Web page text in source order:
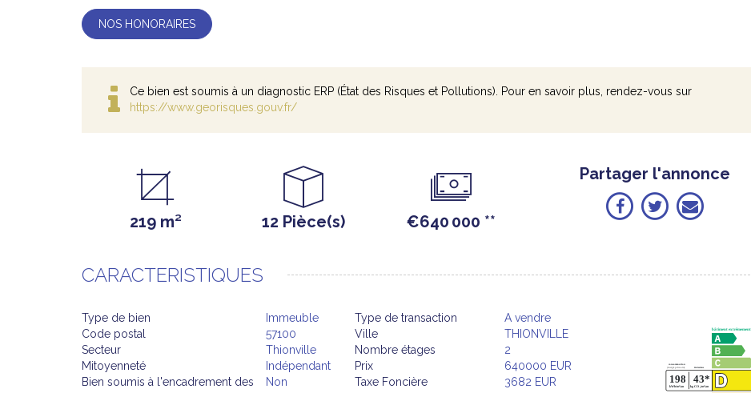
NOS HONORAIRES
Ce bien est soumis à un diagnostic ERP (État des Risques et Pollutions). Pour en savoir plus, rendez-vous sur
https://www.georisques.gouv.fr/
219 m² 12 Pièce(s) €640 000 **
Partager l'annonce
CARACTERISTIQUES
Type de bien
Immeuble
Code postal
57100
Secteur
Thionville
Mitoyenneté
Indépendant
Bien soumis à l'encadrement des
Non
Type de transaction
A vendre
Ville
THIONVILLE
Nombre étages
2
Prix
640000 EUR
Taxe Foncière
3682 EUR